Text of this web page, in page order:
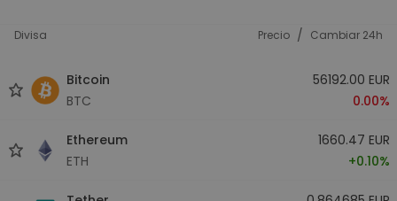
Divisa Precio / Cambiar 24h
Bitcoin
BTC
56192.00 EUR
0.00%
Ethereum
ETH
1660.47 EUR
+0.10%